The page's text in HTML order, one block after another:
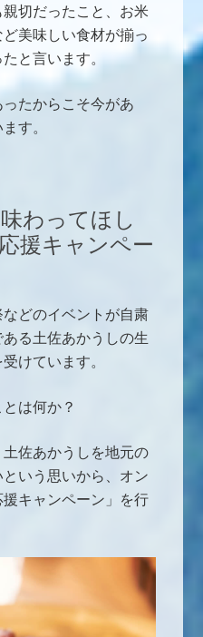
切だったこと、お米
美味しい食材が揃っ
と言います。
ったからこそ今があ
す。
わってほし
援キャンペー
どのイベントが自粛
る土佐あかうしの生
けています。
は何か？
佐あかうしを地元の
いう思いから、オン
キャンペーン」を行